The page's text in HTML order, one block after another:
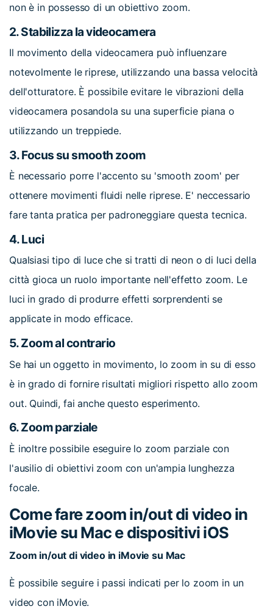
non è in possesso di un obiettivo zoom.
2.Stabilizza la videocamera
Il movimento della videocamera può influenzare
notevolmente le riprese, utilizzando una bassa velocità
dell'otturatore. È possibile evitare le vibrazioni della
videocamera posandola su una superficie piana o
utilizzando un treppiede.
3.Focus su smooth zoom
È necessario porre l'accento su 'smooth zoom' per
ottenere movimenti fluidi nelle riprese. E' neccessario
fare tanta pratica per padroneggiare questa tecnica.
4.Luci
Qualsiasi tipo di luce che si tratti di neon o di luci della
città gioca un ruolo importante nell'effetto zoom. Le
luci in grado di produrre effetti sorprendenti se
applicate in modo efficace.
5.Zoom al contrario
Se hai un oggetto in movimento, lo zoom in su di esso
è in grado di fornire risultati migliori rispetto allo zoom
out. Quindi, fai anche questo esperimento.
6.Zoom parziale
È inoltre possibile eseguire lo zoom parziale con
l'ausilio di obiettivi zoom con un'ampia lunghezza
focale.
Come fare zoom in/out di video in
iMovie su Mac e dispositivi iOS
Zoom in/out di video in iMovie su Mac
È possibile seguire i passi indicati per lo zoom in un
video con iMovie.